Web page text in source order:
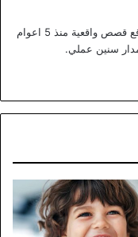
أعمل ككتابة محتوي مختص في القصص في موقع قصص واقعية منذ 5 اعوام